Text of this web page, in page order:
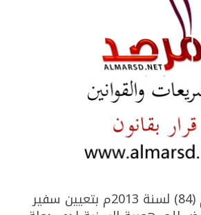
قرار جمهوري رقم (84) لسنة 2013م بتعيين سفير